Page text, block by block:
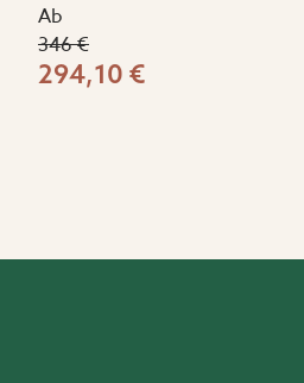
Ab
346 €
294,10 €